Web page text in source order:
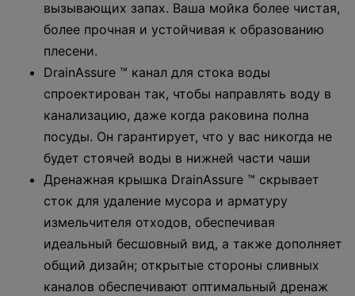
вызывающих запах. Ваша мойка более чистая,
более прочная и устойчивая к образованию
плесени.
DrainAssure ™ канал для стока воды
спроектирован так, чтобы направлять воду в
канализацию, даже когда раковина полна
посуды. Он гарантирует, что у вас никогда не
будет стоячей воды в нижней части чаши
Дренажная крышка DrainAssure ™ скрывает
сток для удаление мусора и арматуру
измельчителя отходов, обеспечивая
идеальный бесшовный вид, а также дополняет
общий дизайн; открытые стороны сливных
каналов обеспечивают оптимальный дренаж